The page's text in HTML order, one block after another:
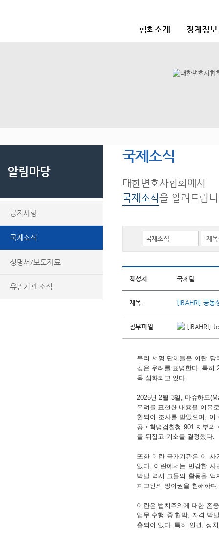
협회소개 징계정
알림마당
공지사항
국제소식
성명서/보도자료
유관기관 소식
국제소식
대한변호사협회에서
국제소식을 알려드립
작성자 국제팀
제목 [IBAHRI] 공동
첨부파일 [IBAHRI]
우리 서명 단체들은 이란 당
깊은 우려를 표명한다. 특히
욱 심화되고 있다.
2025년 2월 3일, 마슈하드
우려를 표현한 내용을 이유
환되어 조사를 받았으며, 이
공‧혁명검찰청 901 지부의
를 뒤집고 기소를 결정했다.
또한 이란 국가기관은 이 사
있다. 이란에서는 민감한
박탈 역시 그들의 활동을
피고인의 방어권을 침해하
이란은 법치주의에 대한 존
업무 수행 중 협박, 자격 박
출되어 있다. 특히 인권, 정